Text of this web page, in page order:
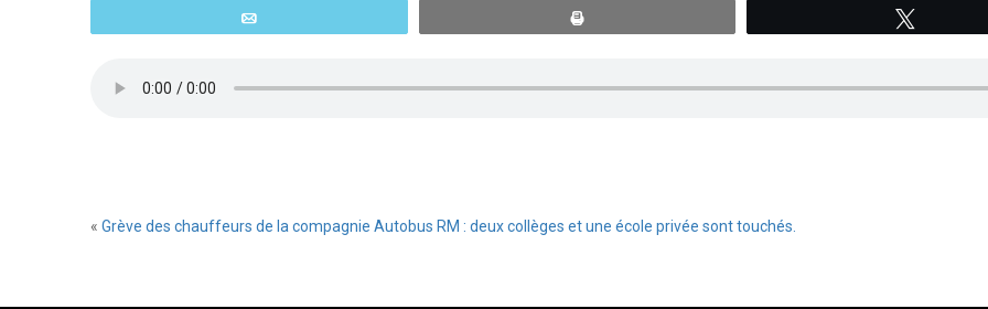
« Grève des chauffeurs de la compagnie Autobus RM : deux collèges et une école privée sont touchés.